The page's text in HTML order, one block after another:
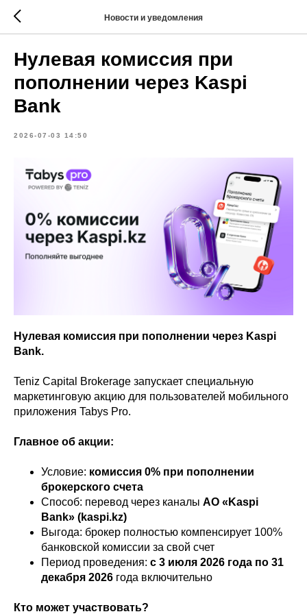
Новости и уведомления
Нулевая комиссия при
пополнении через Kaspi
Bank
2026-07-03 14:50
Нулевая комиссия при пополнении через Kaspi
Bank.
Teniz Capital Brokerage запускает специальную
маркетинговую акцию для пользователей мобильного
приложения Tabys Pro.
Главное об акции:
Условие: комиссия 0% при пополнении
брокерского счета
Способ: перевод через каналы АО «Kaspi
Bank» (kaspi.kz)
Выгода: брокер полностью компенсирует 100%
банковской комиссии за свой счет
Период проведения: с 3 июля 2026 года по 31
декабря 2026 года включительно
Кто может участвовать?